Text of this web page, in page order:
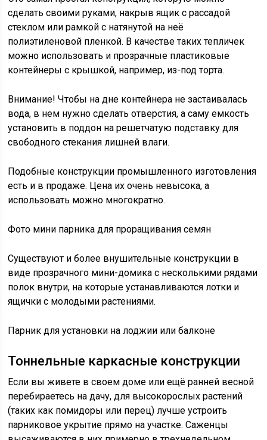
сделать своими руками, накрыв ящик с рассадой
стеклом или рамкой с натянутой на неё
полиэтиленовой пленкой. В качестве таких тепличек
можно использовать и прозрачные пластиковые
контейнеры с крышкой, например, из-под торта.
Внимание! Чтобы на дне контейнера не застаивалась
вода, в нем нужно сделать отверстия, а саму емкость
установить в поддон на решетчатую подставку для
свободного стекания лишней влаги.
Подобные конструкции промышленного изготовления
есть и в продаже. Цена их очень невысока, а
использовать можно многократно.
Фото мини парника для проращивания семян
Существуют и более внушительные конструкции в
виде прозрачного мини-домика с несколькими рядами
полок внутри, на которые устанавливаются лотки и
ящички с молодыми растениями.
Парник для установки на лоджии или балконе
Тоннельные каркасные конструкции
Если вы живете в своем доме или ещё ранней весной
перебираетесь на дачу, для высокорослых растений
(таких как помидоры или перец) лучше устроить
парниковое укрытие прямо на участке. Саженцы